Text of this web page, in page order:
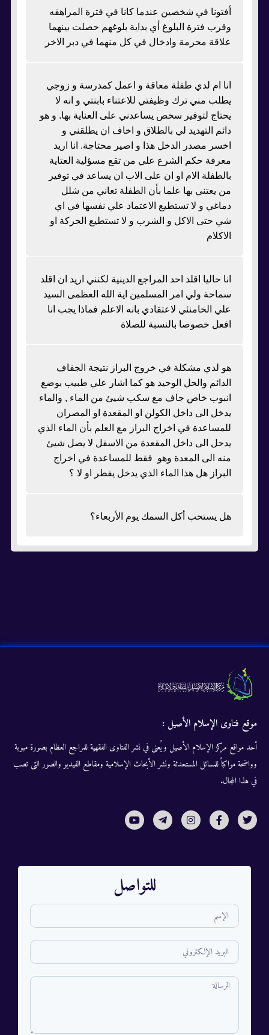
أفتونا في شخصين عندما كانا في فترة المراهقه
وقرب فترة البلوغ أي بداية بلوغهم حصلت بينهما
علاقة محرمة وادخال في كل منهما في دبر الاخر
انا ام لدي طفلة معاقة و اعمل كمدرسة و زوجي
يطلب مني ترك وظيفتي للاعتناء بابنتي و انه لا
يحتاج لتوفير سخص يساعدني على العناية بها. و هو
دائم التهديد لي بالطلاق و اخاف ان يطلقني و
اخسر مصدر الدخل هذا و اصير محتاجة. انا اريد
معرفة حكم الشرع علي من تقع مسؤلية العتاية
بالطفلة الام او ان على الاب ان يساعد في توفير
من يعتني بها علما بأن الطفلة تعاني من شلل
دماغي و لا تستطيع الاعتماد علي نفسها في اي
شي حتى الاكل و الشرب و لا تستطيع الحركة او
الاكلام
انا حاليا اقلد احد المراجع الدينية لكنني اريد ان اقلد
سماحة ولي امر المسلمين اية الله العظمى السيد
علي الخامنئي لاعتقادي بانه الاعلم فماذا يجب انا
افعل خصوصا بالنسبة للصلاة
هو لدي مشكلة في خروج البراز نتيجة الجفاف
الدائم والحل الوحيد هو كما اشار علي طبيب بوضع
انبوب خاص جاف مع سكب شيئ من الماء , والماء
يدخل الى داخل الكولن او المقعدة او المصران
للمساعدة في اخراج البراز مع العلم بأن الماء الذي
يدحل الى داخل المقعدة من الاسفل لا يصل شيئ
منه الى المعدة وهو فقط للمساعدة في اخراج
البراز هل هذا الماء الذي يدخل يفطر او لا ؟
هل يستحب أكل السمك يوم الأربعاء؟
موقع فتاوى الإسلام الأصيل :
أحد مواقع مركز الإسلام الأصيل ويُعنى في نشر الفتاوى الفقهية للمراجع العظام بصورة مبوبة
وواضحة مواكباً للمسائل المستحدثة ونشر الأبحاث الإسلامية ومقاطع الفيديو والصور التى تصب
في هذا المجال.
للتواصل